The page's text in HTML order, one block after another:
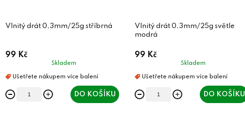
Vlnitý drát 0,3mm/25g stříbrná
99 Kč
Skladem
DO KOŠÍKU
Vlnitý drát 0,3mm/25g světle
modrá
99 Kč
Skladem
DO KOŠÍKU